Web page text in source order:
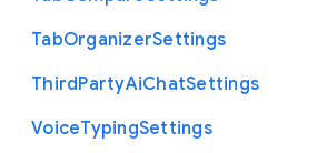
TabOrganizerSettings
ThirdPartyAiChatSettings
VoiceTypingSettings